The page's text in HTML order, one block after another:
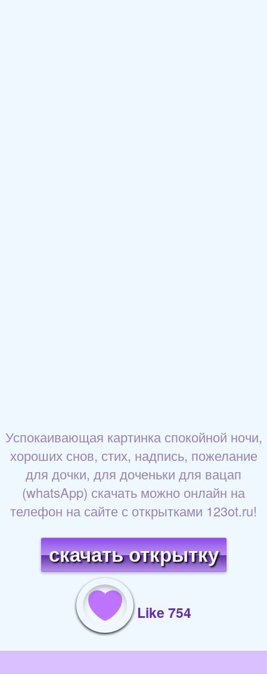
Успокаивающая картинка спокойной ночи,
хороших снов, стих, надпись, пожелание
для дочки, для доченьки для вацап
(whatsApp) скачать можно онлайн на
телефон на сайте с открытками 123ot.ru!
скачать открытку
Like 754